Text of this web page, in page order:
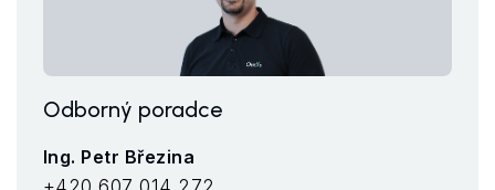
Odborný poradce
Ing. Petr Březina